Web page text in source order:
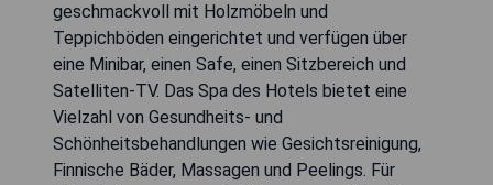
geschmackvoll mit Holzmöbeln und
Teppichböden eingerichtet und verfügen über
eine Minibar, einen Safe, einen Sitzbereich und
Satelliten-TV. Das Spa des Hotels bietet eine
Vielzahl von Gesundheits- und
Schönheitsbehandlungen wie Gesichtsreinigung,
Finnische Bäder, Massagen und Peelings. Für